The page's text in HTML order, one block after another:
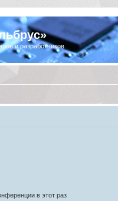
и разработчиков
в этот раз